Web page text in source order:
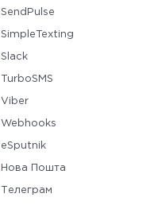
SendPulse
SimpleTexting
Slack
TurboSMS
Viber
Webhooks
eSputnik
Нова Пошта
Телеграм